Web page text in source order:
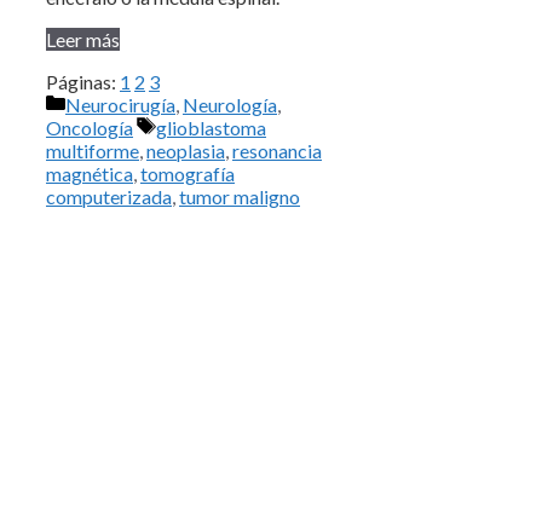
Leer más
Páginas: 1 2 3
Categorías
Neurocirugía, Neurología,
Oncología
Etiquetas
glioblastoma
multiforme,neoplasia,resonancia
magnética,tomografía
computerizada,tumor maligno